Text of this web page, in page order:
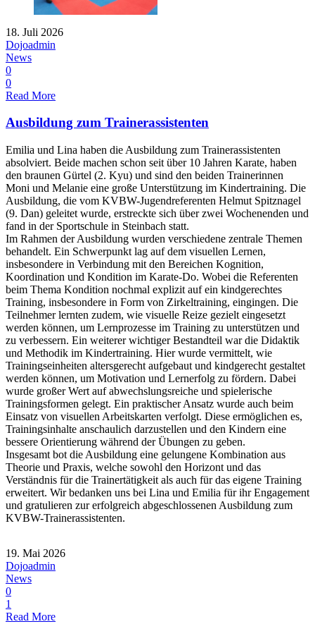
18. Juli 2026
Dojoadmin
News
0
0
Read More
Ausbildung zum Trainerassistenten
Emilia und Lina haben die Ausbildung zum Trainerassistenten
absolviert. Beide machen schon seit über 10 Jahren Karate, haben
den braunen Gürtel (2. Kyu) und sind den beiden Trainerinnen
Moni und Melanie eine große Unterstützung im Kindertraining. Die
Ausbildung, die vom KVBW-Jugendreferenten Helmut Spitznagel
(9. Dan) geleitet wurde, erstreckte sich über zwei Wochenenden und
fand in der Sportschule in Steinbach statt.
Im Rahmen der Ausbildung wurden verschiedene zentrale Themen
behandelt. Ein Schwerpunkt lag auf dem visuellen Lernen,
insbesondere in Verbindung mit den Bereichen Kognition,
Koordination und Kondition im Karate-Do. Wobei die Referenten
beim Thema Kondition nochmal explizit auf ein kindgerechtes
Training, insbesondere in Form von Zirkeltraining, eingingen. Die
Teilnehmer lernten zudem, wie visuelle Reize gezielt eingesetzt
werden können, um Lernprozesse im Training zu unterstützen und
zu verbessern. Ein weiterer wichtiger Bestandteil war die Didaktik
und Methodik im Kindertraining. Hier wurde vermittelt, wie
Trainingseinheiten altersgerecht aufgebaut und kindgerecht gestaltet
werden können, um Motivation und Lernerfolg zu fördern. Dabei
wurde großer Wert auf abwechslungsreiche und spielerische
Trainingsformen gelegt. Ein praktischer Ansatz wurde auch beim
Einsatz von visuellen Arbeitskarten verfolgt. Diese ermöglichen es,
Trainingsinhalte anschaulich darzustellen und den Kindern eine
bessere Orientierung während der Übungen zu geben.
Insgesamt bot die Ausbildung eine gelungene Kombination aus
Theorie und Praxis, welche sowohl den Horizont und das
Verständnis für die Trainertätigkeit als auch für das eigene Training
erweitert. Wir bedanken uns bei Lina und Emilia für ihr Engagement
und gratulieren zur erfolgreich abgeschlossenen Ausbildung zum
KVBW-Trainerassistenten.
19. Mai 2026
Dojoadmin
News
0
1
Read More